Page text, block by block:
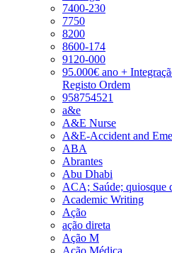
7400-230
7750
8200
8600-174
9120-000
95.000€ ano +
Registo Ordem
958754521
a&e
A&E Nurse
A&E-Accident and
ABA
Abrantes
Abu Dhabi
ACA; Saúde; quiosque
Academic Writing
Ação
ação direta
Ação M
Ação Médica